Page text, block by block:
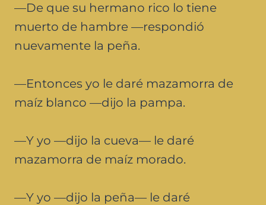
—De que su hermano rico lo tiene
muerto de hambre —respondió
nuevamente la peña.
—Entonces yo le daré mazamorra de
maíz blanco —dijo la pampa.
—Y yo —dijo la cueva— le daré
mazamorra de maíz morado.
—Y yo —dijo la peña— le daré